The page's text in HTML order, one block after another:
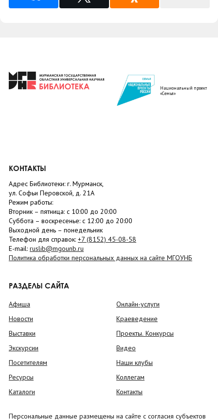
Национальный проект
«Семья»
КОНТАКТЫ
Адрес Библиотеки: г. Мурманск,
ул. Софьи Перовской, д. 21А
Режим работы:
Вторник – пятница: с 10:00 до 20:00
Суббота – воскресенье: c 12:00 до 20:00
Выходной день – понедельник
Телефон для справок: +7 (8152) 45-08-58
E-mail: ruslib@mgounb.ru
Политика обработки персональных данных на сайте МГОУНБ
РАЗДЕЛЫ САЙТА
Афиша
Новости
Выставки
Экскурсии
Посетителям
Ресурсы
Каталоги
Онлайн-услуги
Краеведение
Проекты. Конкурсы
Видео
Наши клубы
Коллегам
Контакты
Персональные данные размещены на сайте с согласия субъектов